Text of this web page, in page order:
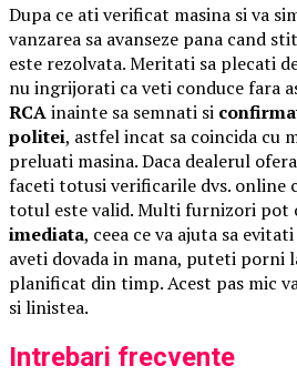
Dupa ce ati verificat masina si va
vanzarea sa avanseze pana cand
este rezolvata. Meritati sa plecati
nu ingrijorati ca veti conduce fara
RCAinainte sa semnati si
politei, astfel incat sa coincida cu
preluati masina. Daca dealerul
faceti totusi verificarile dvs. online
totul este valid. Multi furnizori pot
imediata, ceea ce va ajuta sa
aveti dovada in mana, puteti porni
planificat din timp. Acest pas mic
si linistea.
Intrebari frecvente